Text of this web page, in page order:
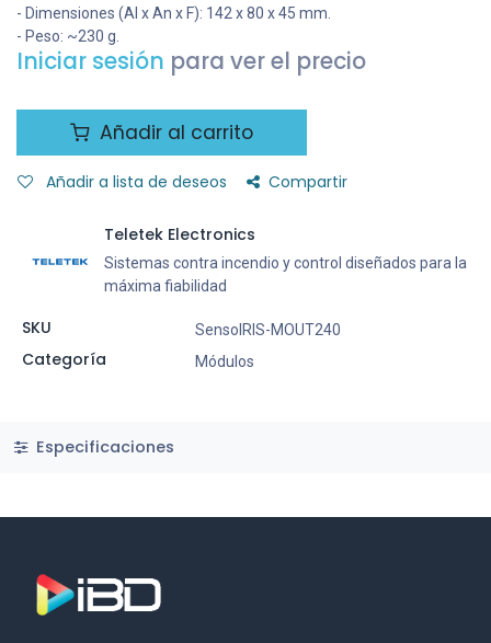
- Dimensiones (Al x An x F): 142 x 80 x 45 mm.
- Peso: ~230 g.
Iniciar sesión para ver el precio
Añadir al carrito
Añadir a lista de deseos Compartir
Teletek Electronics
Sistemas contra incendio y control diseñados para la
máxima fiabilidad
SKU SensoIRIS-MOUT240
Categoría Módulos
Especificaciones